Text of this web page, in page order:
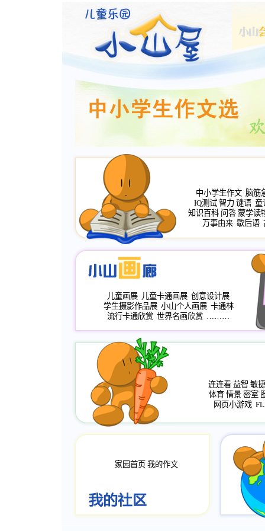
中小学生作文 脑筋
IQ测试 智力 谜语 童
知识百科 问答 蒙学读
万事由来 歇后语
儿童画展 儿童卡通画展 创意设计展
学生摄影作品展 小山个人画展 卡通林
流行卡通欣赏 世界名画欣赏 ………
连连看 益智 敏捷
体育 情景 密室
网页小游戏
家园首页 我的作文